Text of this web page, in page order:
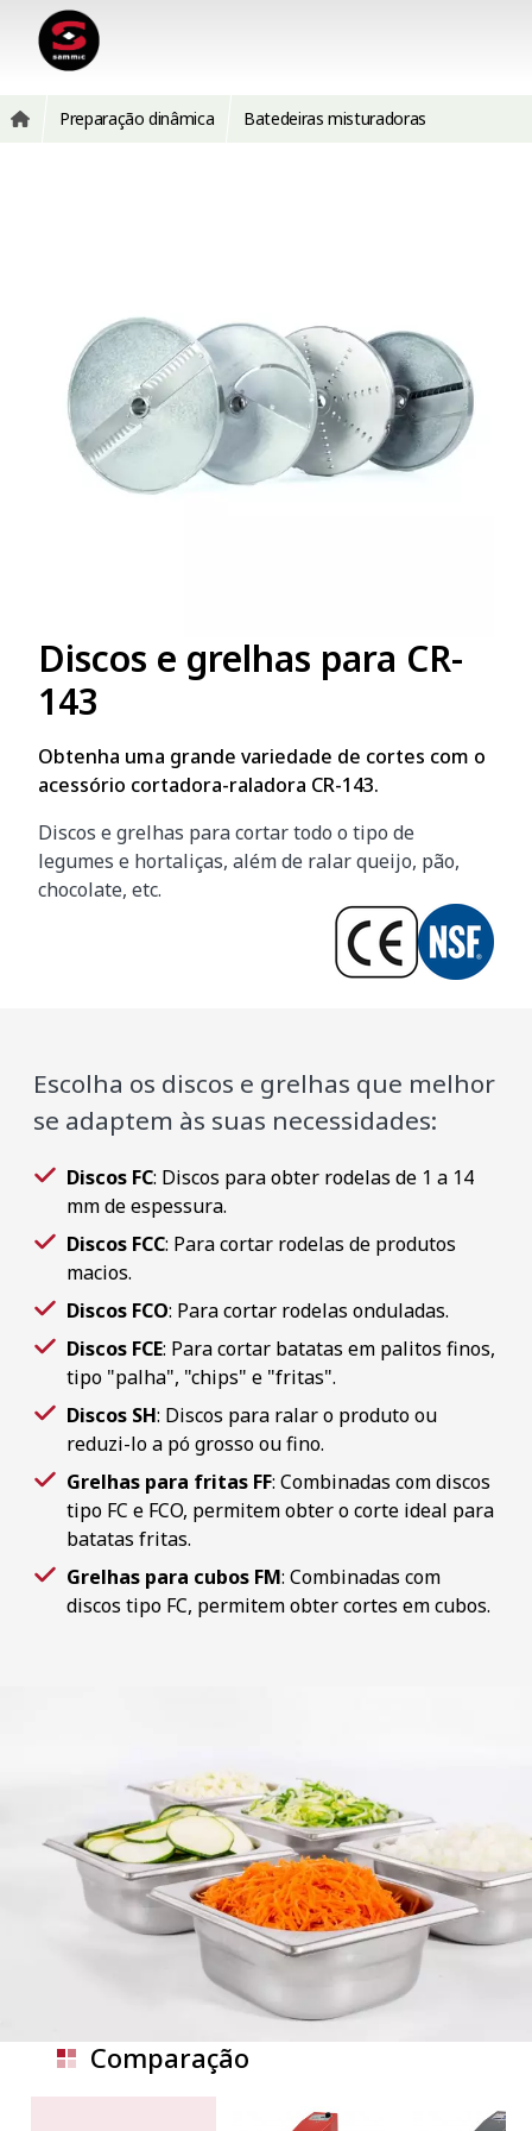
Preparação dinâmica Batedeiras misturadoras
Discos e grelhas para CR-
143
Obtenha uma grande variedade de cortes com o
acessório cortadora-raladora CR-143.
Discos e grelhas para cortar todo o tipo de
legumes e hortaliças, além de ralar queijo, pão,
chocolate, etc.
Escolha os discos e grelhas que melhor
se adaptem às suas necessidades:
Discos FC: Discos para obter rodelas de 1 a 14
mm de espessura.
Discos FCC: Para cortar rodelas de produtos
macios.
Discos FCO: Para cortar rodelas onduladas.
Discos FCE: Para cortar batatas em palitos finos,
tipo "palha", "chips" e "fritas".
Discos SH: Discos para ralar o produto ou
reduzi-lo a pó grosso ou fino.
Grelhas para fritas FF: Combinadas com discos
tipo FC e FCO, permitem obter o corte ideal para
batatas fritas.
Grelhas para cubos FM: Combinadas com
discos tipo FC, permitem obter cortes em cubos.
Comparação